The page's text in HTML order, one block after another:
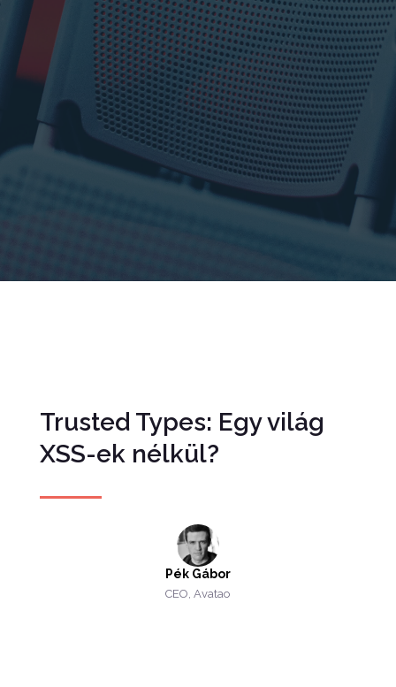
Trusted Types: Egy világ
XSS-ek nélkül?
Pék Gábor
CEO, Avatao